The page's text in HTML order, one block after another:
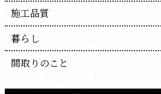
施工品質
暮らし
間取りのこと